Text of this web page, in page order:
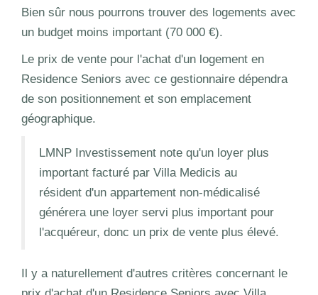
Bien sûr nous pourrons trouver des logements avec
un budget moins important (70 000 €).
Le prix de vente pour l'achat d'un logement en
Residence Seniors avec ce gestionnaire dépendra
de son positionnement et son emplacement
géographique.
LMNP Investissement note qu'un loyer plus
important facturé par Villa Medicis au
résident d'un appartement non-médicalisé
générera une loyer servi plus important pour
l'acquéreur, donc un prix de vente plus élevé.
Il y a naturellement d'autres critères concernant le